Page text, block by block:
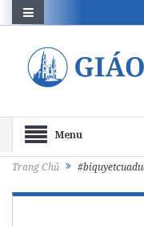
Menu
Trang Chủ